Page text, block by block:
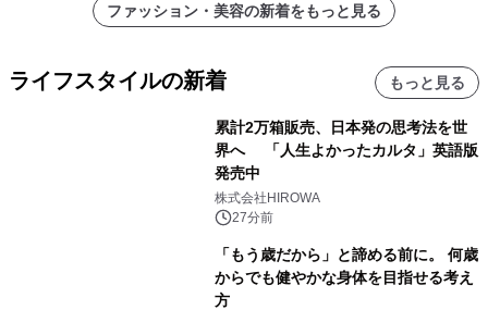
ファッション・美容の新着をもっと見る
ライフスタイルの新着 もっと見る
累計2万箱販売、日本発の思考法を世
界へ 「人生よかったカルタ」英語版
発売中
株式会社HIROWA
27分前
「もう歳だから」と諦める前に。 何歳
からでも健やかな身体を目指せる考え
方